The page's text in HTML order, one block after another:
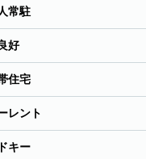
常駐
好
住宅
レント
キー